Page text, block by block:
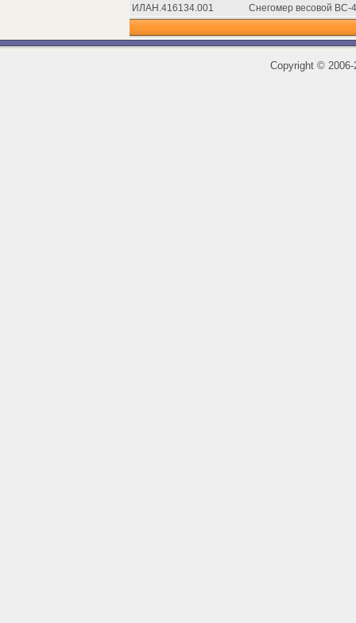
ИЛАН.416134.001
Снегомер весовой ВС-
Copyright ©